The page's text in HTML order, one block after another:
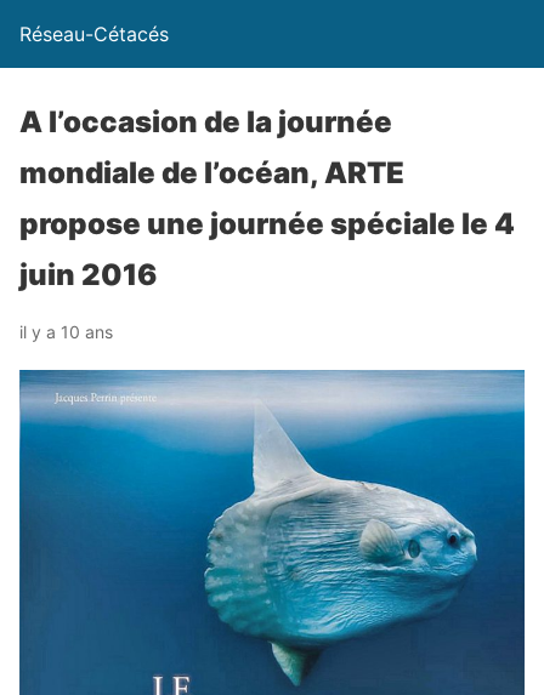
Réseau-Cétacés
A l’occasion de la journée
mondiale de l’océan, ARTE
propose une journée spéciale le 4
juin 2016
il y a 10 ans